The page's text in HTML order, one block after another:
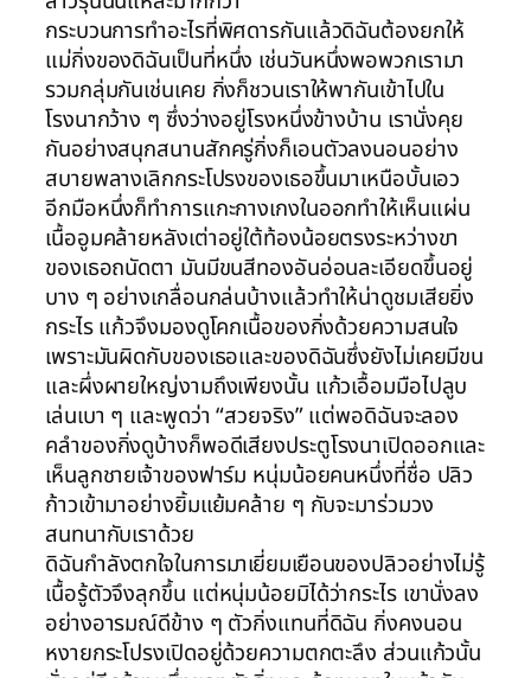
กระบวนการทำอะไรที่พิศดารกันแล้วดิฉันต้องยกให้
แม่กิ่งของดิฉันเป็นที่หนึ่ง เช่นวันหนึ่งพอพวกเรามา
รวมกลุ่มกันเช่นเคย กิ่งก็ชวนเราให้พากันเข้าไปใน
โรงนากว้าง ๆ ซึ่งว่างอยู่โรงหนึ่งข้างบ้าน เรานั่งคุย
กันอย่างสนุกสนานสักครู่กิ่งก็เอนตัวลงนอนอย่าง
สบายพลางเลิกกระโปรงของเธอขึ้นมาเหนือบั้นเอว
อีกมือหนึ่งก็ทำการแกะกางเกงในออกทำให้เห็นแผ่น
เนื้ออูมคล้ายหลังเต่าอยู่ใต้ท้องน้อยตรงระหว่างขา
ของเธอถนัดตา มันมีขนสีทองอันอ่อนละเอียดขึ้นอยู่
บาง ๆ อย่างเกลื่อนกล่นบ้างแล้วทำให้น่าดูชมเสียยิ่ง
กระไร แก้วจึงมองดูโคกเนื้อของกิ่งด้วยความสนใจ
เพราะมันผิดกับของเธอและของดิฉันซึ่งยังไม่เคยมีขน
และผึ่งผายใหญ่งามถึงเพียงนั้น แก้วเอื้อมมือไปลูบ
เล่นเบา ๆ และพูดว่า “สวยจริง” แต่พอดิฉันจะลอง
คลำของกิ่งดูบ้างก็พอดีเสียงประตูโรงนาเปิดออกและ
เห็นลูกชายเจ้าของฟาร์ม หนุ่มน้อยคนหนึ่งที่ชื่อ ปลิว
ก้าวเข้ามาอย่างยิ้มแย้มคล้าย ๆ กับจะมาร่วมวง
สนทนากับเราด้วย
ดิฉันกำลังตกใจในการมาเยี่ยมเยือนของปลิวอย่างไม่รู้
เนื้อรู้ตัวจึงลุกขึ้น แต่หนุ่มน้อยมิได้ว่ากระไร เขานั่งลง
อย่างอารมณ์ดีข้าง ๆ ตัวกิ่งแทนที่ดิฉัน กิ่งคงนอน
หงายกระโปรงเปิดอยู่ด้วยความตกตะลึง ส่วนแก้วนั้น